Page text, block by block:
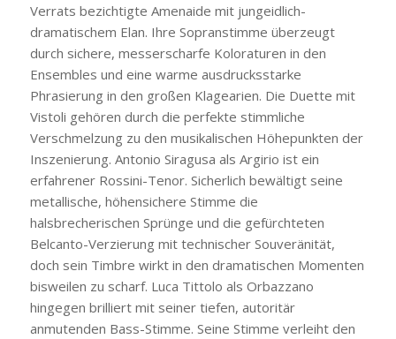
Verrats bezichtigte Amenaide mit jungeidlich-
dramatischem Elan. Ihre Sopranstimme überzeugt
durch sichere, messerscharfe Koloraturen in den
Ensembles und eine warme ausdrucksstarke
Phrasierung in den großen Klagearien. Die Duette mit
Vistoli gehören durch die perfekte stimmliche
Verschmelzung zu den musikalischen Höhepunkten der
Inszenierung. Antonio Siragusa als Argirio ist ein
erfahrener Rossini-Tenor. Sicherlich bewältigt seine
metallische, höhensichere Stimme die
halsbrecherischen Sprünge und die gefürchteten
Belcanto-Verzierung mit technischer Souveränität,
doch sein Timbre wirkt in den dramatischen Momenten
bisweilen zu scharf. Luca Tittolo als Orbazzano
hingegen brilliert mit seiner tiefen, autoritär
anmutenden Bass-Stimme. Seine Stimme verleiht den